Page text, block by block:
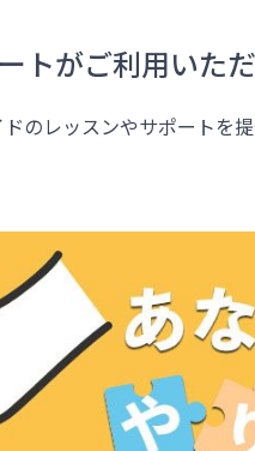
トがご利用いただ
のレッスンやサポート